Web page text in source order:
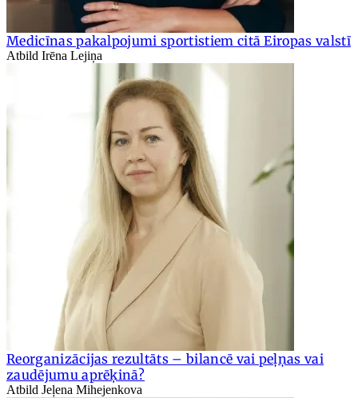
Medicīnas pakalpojumi sportistiem citā Eiropas valstī
Atbild Irēna Lejiņa
Reorganizācijas rezultāts – bilancē vai peļņas vai
zaudējumu aprēķinā?
Atbild Jeļena Mihejenkova